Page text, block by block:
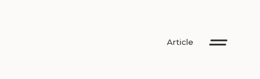
Article